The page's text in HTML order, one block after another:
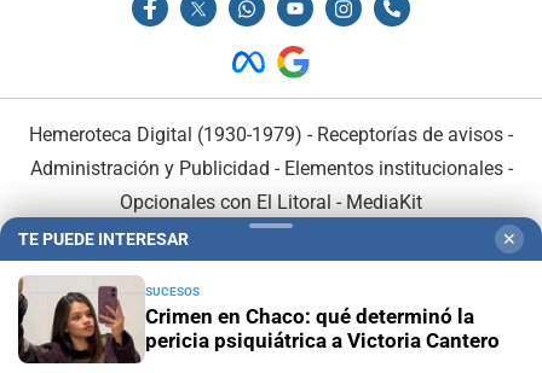
Hemeroteca Digital (1930-1979) - Receptorías de avisos -
Administración y Publicidad - Elementos institucionales-
Opcionales con El Litoral - MediaKit
TE PUEDE INTERESAR ✕
SUCESOS
Crimen en Chaco: qué determinó la
pericia psiquiátrica a Victoria Cantero